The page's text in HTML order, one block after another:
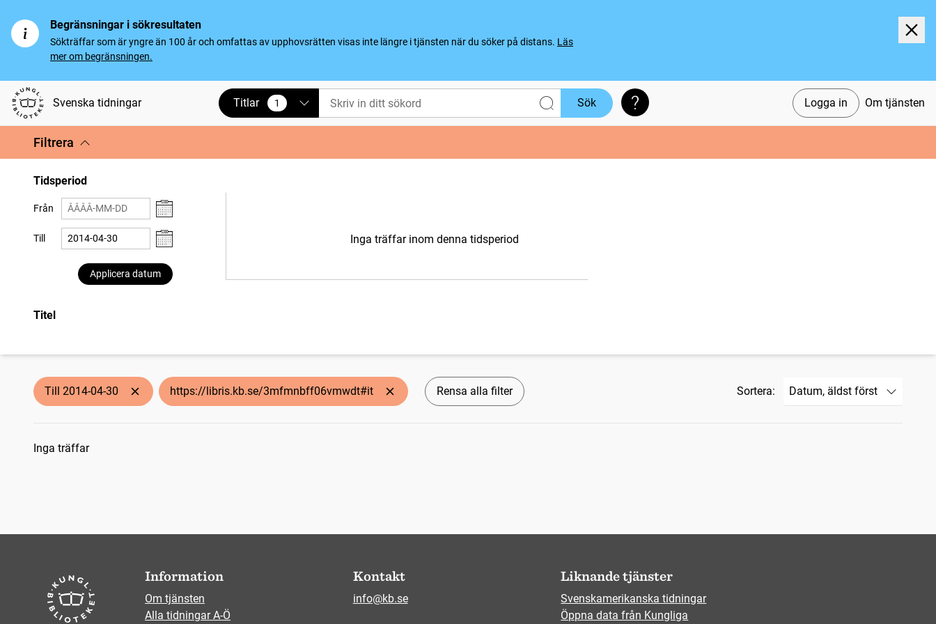
Begränsningar i sökresultaten
Sökträffar som är yngre än 100 år och omfattas av upphovsrätten visas inte längre i tjänsten när du söker på distans. Läs
mer om begränsningen.
Svenska tidningar Logga in Om tjänsten
Titlar 1
vald Sök Söktips
Filtrera
Tidsperiod
Från
Till
Applicera datum
Inga träffar inom denna tidsperiod
Titel
Till 2014-04-30 https://libris.kb.se/3mfmnbff06vmwdt#it Rensa alla filter Sortera:
Sökresultat
Inga träffar
Information
Om tjänsten
Alla tidningar A-Ö
Kontakt
info@kb.se
Liknande tjänster
Svenskamerikanska tidningar
Öppna data från Kungliga